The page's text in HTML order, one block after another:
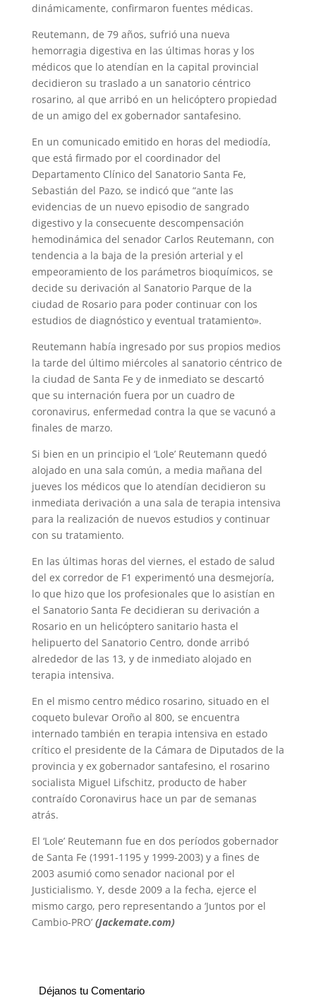
s
A
p
p
g
r
a
m
t
e
r
e
r
e
s
t
b
o
o
k
l
e
dinámicamente, confirmaron fuentes médicas.
Reutemann, de 79 años, sufrió una nueva
hemorragia digestiva en las últimas horas y los
médicos que lo atendían en la capital provincial
decidieron su traslado a un sanatorio céntrico
rosarino, al que arribó en un helicóptero propiedad
de un amigo del ex gobernador santafesino.
En un comunicado emitido en horas del mediodía,
que está firmado por el coordinador del
Departamento Clínico del Sanatorio Santa Fe,
Sebastián del Pazo, se indicó que “ante las
evidencias de un nuevo episodio de sangrado
digestivo y la consecuente descompensación
hemodinámica del senador Carlos Reutemann, con
tendencia a la baja de la presión arterial y el
empeoramiento de los parámetros bioquímicos, se
decide su derivación al Sanatorio Parque de la
ciudad de Rosario para poder continuar con los
estudios de diagnóstico y eventual tratamiento».
Reutemann había ingresado por sus propios medios
la tarde del último miércoles al sanatorio céntrico de
la ciudad de Santa Fe y de inmediato se descartó
que su internación fuera por un cuadro de
coronavirus, enfermedad contra la que se vacunó a
finales de marzo.
Si bien en un principio el ‘Lole’ Reutemann quedó
alojado en una sala común, a media mañana del
jueves los médicos que lo atendían decidieron su
inmediata derivación a una sala de terapia intensiva
para la realización de nuevos estudios y continuar
con su tratamiento.
En las últimas horas del viernes, el estado de salud
del ex corredor de F1 experimentó una desmejoría,
lo que hizo que los profesionales que lo asistían en
el Sanatorio Santa Fe decidieran su derivación a
Rosario en un helicóptero sanitario hasta el
helipuerto del Sanatorio Centro, donde arribó
alrededor de las 13, y de inmediato alojado en
terapia intensiva.
En el mismo centro médico rosarino, situado en el
coqueto bulevar Oroño al 800, se encuentra
internado también en terapia intensiva en estado
crítico el presidente de la Cámara de Diputados de la
provincia y ex gobernador santafesino, el rosarino
socialista Miguel Lifschitz, producto de haber
contraído Coronavirus hace un par de semanas
atrás.
El ‘Lole’ Reutemann fue en dos períodos gobernador
de Santa Fe (1991-1195 y 1999-2003) y a fines de
2003 asumió como senador nacional por el
Justicialismo. Y, desde 2009 a la fecha, ejerce el
mismo cargo, pero representando a ‘Juntos por el
Cambio-PRO’ (Jackemate.com)
Déjanos tu Comentario